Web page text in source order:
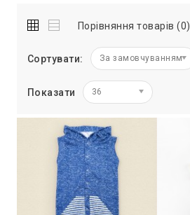
Порівняння товарів (0)
Сортувати: За замовчуванням
Показати 36